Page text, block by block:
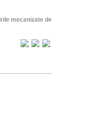
mecanizate de